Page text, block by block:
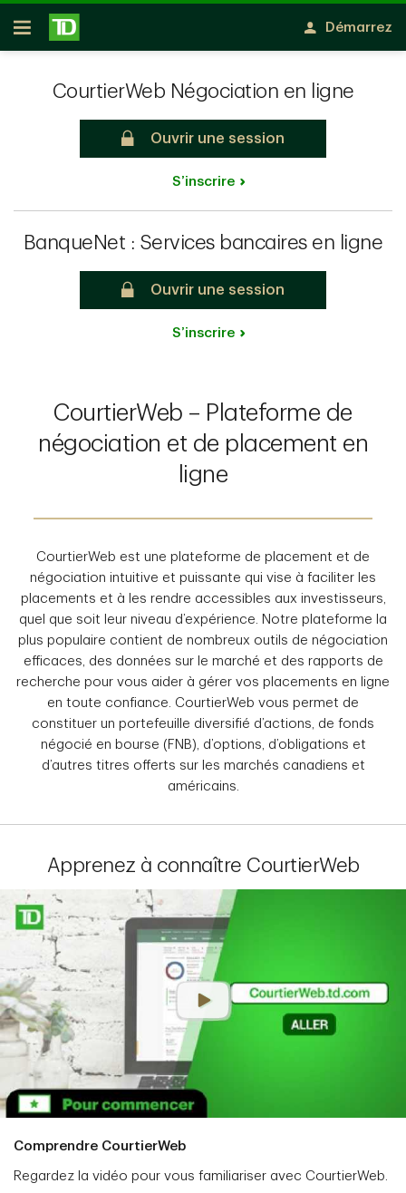
Passer au contenu principal
Ouvert
Démarrez
CourtierWeb Négociation en ligne
Ouvrir une session
S’inscrire
BanqueNet : Services bancaires en ligne
Ouvrir une session
S’inscrire
CourtierWeb – Plateforme de
négociation et de placement en
ligne
CourtierWeb est une plateforme de placement et de
négociation intuitive et puissante qui vise à faciliter les
placements et à les rendre accessibles aux investisseurs,
quel que soit leur niveau d’expérience. Notre plateforme la
plus populaire contient de nombreux outils de négociation
efficaces, des données sur le marché et des rapports de
recherche pour vous aider à gérer vos placements en ligne
en toute confiance. CourtierWeb vous permet de
constituer un portefeuille diversifié d’actions, de fonds
négocié en bourse (FNB), d’options, d’obligations et
d’autres titres offerts sur les marchés canadiens et
américains.
Apprenez à connaître CourtierWeb
Comprendre CourtierWeb
Regardez la vidéo pour vous familiariser avec CourtierWeb.